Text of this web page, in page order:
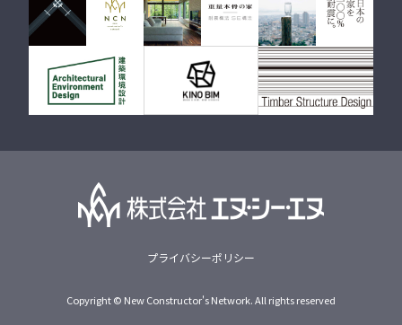
プライバシーポリシー
Copyright © New Constructor's Network. All rights reserved